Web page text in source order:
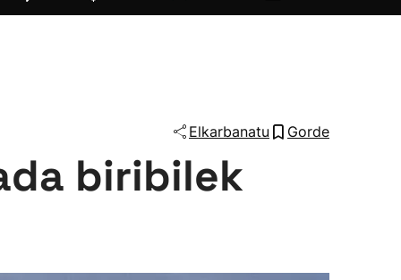
Elkarbanatu Gorde
biribilek